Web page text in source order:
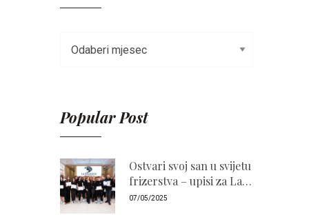
Popular Post
Ostvari svoj san u svijetu
frizerstva – upisi za La
Bellezza Akademiju
07/05/2025